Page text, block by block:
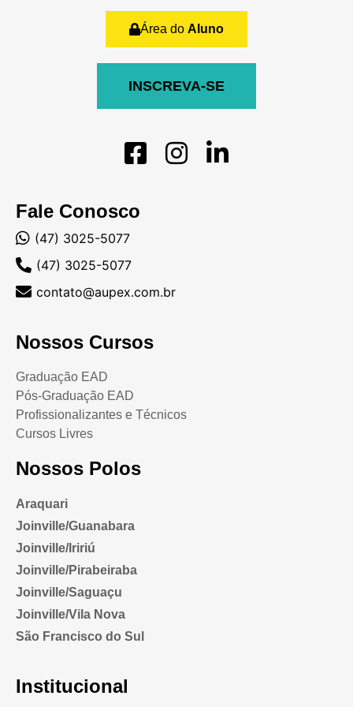
Fale Conosco
(47) 3025-5077
(47) 3025-5077
contato@aupex.com.br
Nossos Cursos
Graduação EAD
Pós-Graduação EAD
Profissionalizantes e Técnicos
Cursos Livres
Nossos Polos
Araquari
Joinville/Guanabara
Joinville/Iririú
Joinville/Pirabeiraba
Joinville/Saguaçu
Joinville/Vila Nova
São Francisco do Sul
Institucional
Área do Aluno
INSCREVA-SE